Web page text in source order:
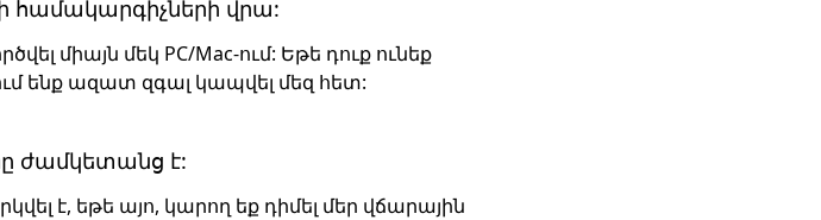
համակարգիչների վրա:
միայն մեկ PC/Mac-ում: Եթե ​​դուք ունեք
ենք ազատ զգալ կապվել մեզ հետ:
ժամկետանց է:
է, եթե այո, կարող եք դիմել մեր վճարային